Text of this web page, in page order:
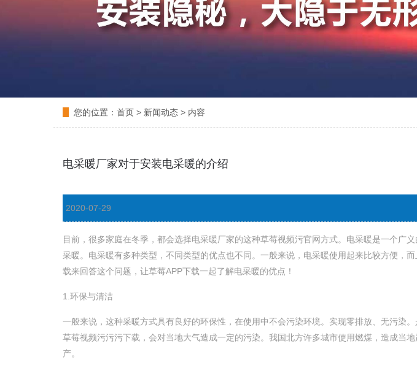
您的位置： 首页 > 新闻动态 > 内容
电采暖厂家对于安装电采暖的介绍
2020-07-29
目前，很多家庭在冬季，都会选择电采暖厂家的这种草莓视频污官网方式。电采暖是一个广义
采暖。电采暖有多种类型，不同类型的优点也不同。一般来说，电采暖使用起来比较方便
载来回答这个问题，让草莓APP下载一起了解电采暖的优点！
1.环保与清洁
一般来说，这种采暖方式具有良好的环保性，在使用中不会污染环境。实现零排放、无污染
草莓视频污污污下载，会对当地大气造成一定的污染。我国北方许多城市使用燃煤，造成当
产。